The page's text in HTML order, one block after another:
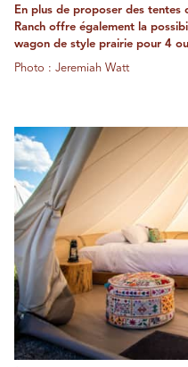
En plus de proposer des tentes
Ranch offre également la
wagon de style prairie pour 4
Photo : Jeremiah Watt